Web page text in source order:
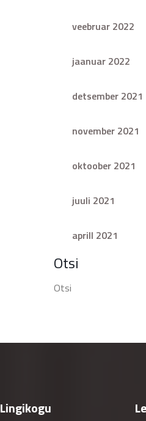
veebruar 2022
jaanuar 2022
detsember 2021
november 2021
oktoober 2021
juuli 2021
aprill 2021
Otsi
Lingikogu